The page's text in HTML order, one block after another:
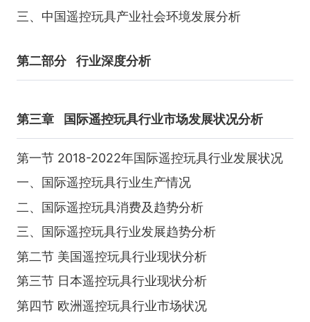
三、中国遥控玩具产业社会环境发展分析
第二部分 行业深度分析
第三章 国际遥控玩具行业市场发展状况分析
第一节 2018-2022年国际遥控玩具行业发展状况
一、国际遥控玩具行业生产情况
二、国际遥控玩具消费及趋势分析
三、国际遥控玩具行业发展趋势分析
第二节 美国遥控玩具行业现状分析
第三节 日本遥控玩具行业现状分析
第四节 欧洲遥控玩具行业市场状况